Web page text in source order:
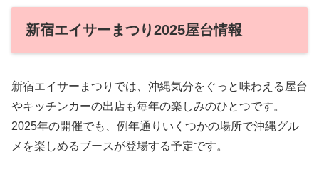
新宿エイサーまつり2025屋台情報
新宿エイサーまつりでは、沖縄気分をぐっと味わえる屋台
やキッチンカーの出店も毎年の楽しみのひとつです。
2025年の開催でも、例年通りいくつかの場所で沖縄グル
メを楽しめるブースが登場する予定です。